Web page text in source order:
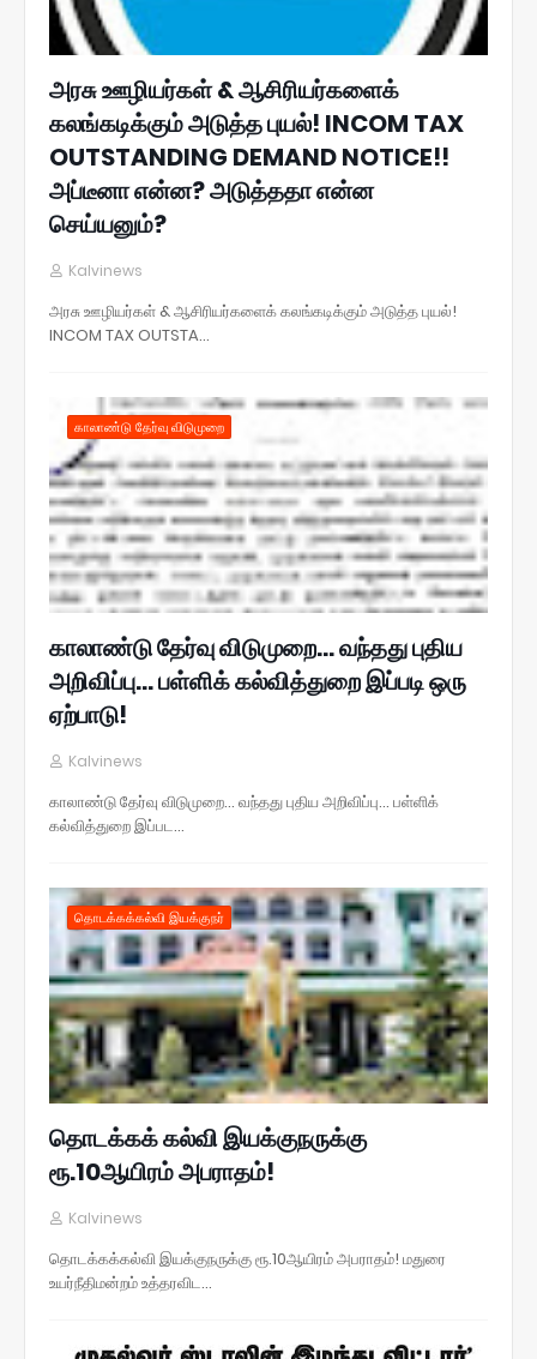
அரசு ஊழியர்கள் & ஆசிரியர்களைக்
கலங்கடிக்கும் அடுத்த புயல்! INCOM TAX
OUTSTANDING DEMAND NOTICE!!
அப்டீனா என்ன? அடுத்ததா என்ன
செய்யனும்?
Kalvinews
அரசு ஊழியர்கள் & ஆசிரியர்களைக் கலங்கடிக்கும் அடுத்த புயல்!
INCOM TAX OUTSTA…
காலாண்டு தேர்வு விடுமுறை
காலாண்டு தேர்வு விடுமுறை... வந்தது புதிய
அறிவிப்பு... பள்ளிக் கல்வித்துறை இப்படி ஒரு
ஏற்பாடு!
Kalvinews
காலாண்டு தேர்வு விடுமுறை... வந்தது புதிய அறிவிப்பு... பள்ளிக்
கல்வித்துறை இப்பட…
தொடக்கக்கல்வி இயக்குநர்
தொடக்கக் கல்வி இயக்குநருக்கு
ரூ.10ஆயிரம் அபராதம்!
Kalvinews
தொடக்கக்கல்வி இயக்குநருக்கு ரூ.10ஆயிரம் அபராதம்! மதுரை
உயர்நீதிமன்றம் உத்தரவிட…